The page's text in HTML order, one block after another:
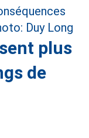
plus
de